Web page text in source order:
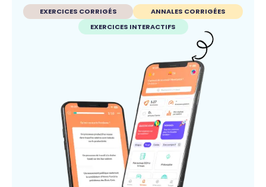
EXERCICES CORRIGÉS
ANNALES CORRIGÉES
EXERCICES INTERACTIFS